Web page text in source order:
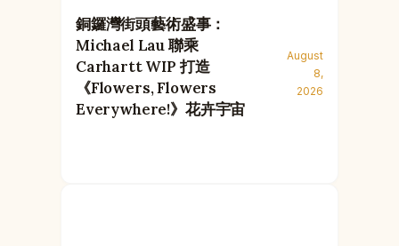
銅鑼灣街頭藝術盛事：
Michael Lau 聯乘
Carhartt WIP 打造
《Flowers, Flowers
Everywhere!》花卉宇宙
August
8,
2026